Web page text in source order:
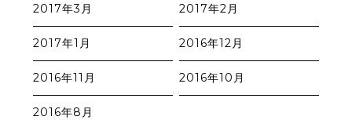
2017年3月 2017年2月
2017年1月 2016年12月
2016年11月 2016年10月
2016年8月